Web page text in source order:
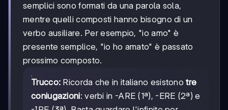
semplici sono formati da una parola sola,
mentre quelli composti hanno bisogno di un
verbo ausiliare. Per esempio, "io amo" è
presente semplice, "io ho amato" è passato
prossimo composto.
Trucco: Ricorda che in italiano esistonotre
coniugazioni: verbi in -ARE (1ª), -ERE (2ª) e